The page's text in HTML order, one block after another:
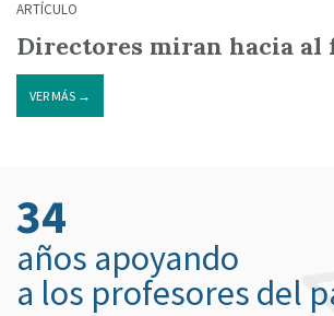
ARTÍCULO
Directores miran hacia al
VER MÁS →
34
años apoyando
a los profesores del